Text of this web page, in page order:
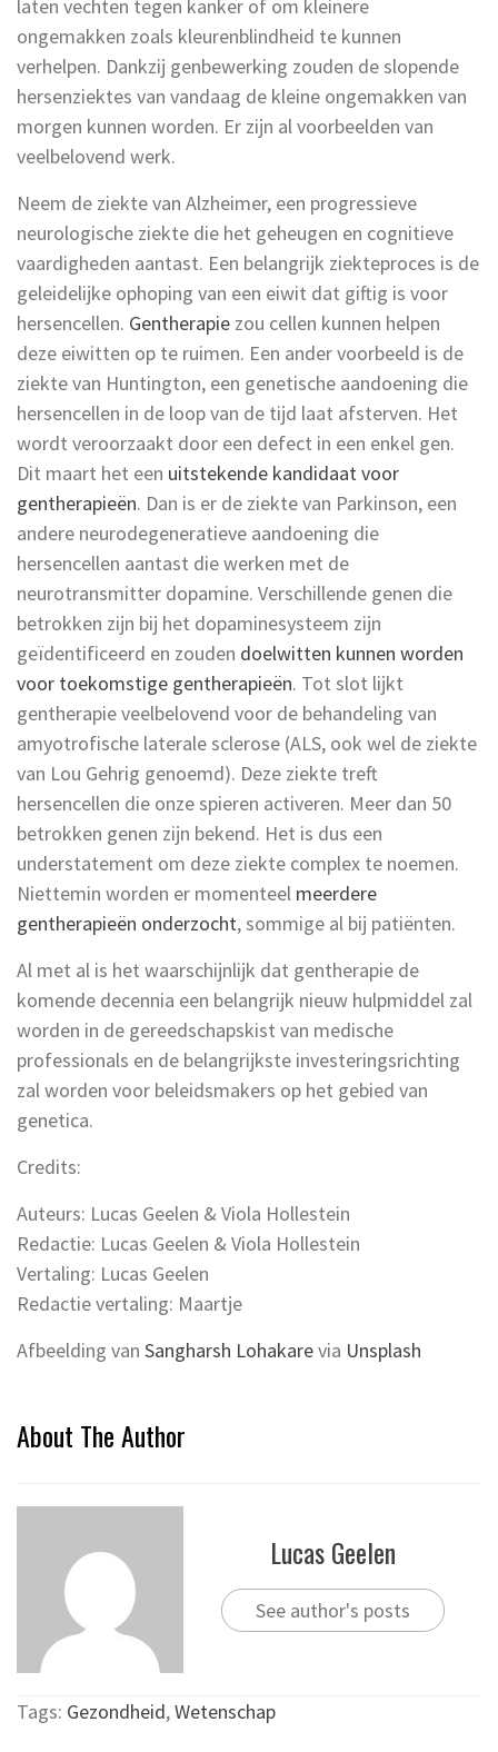
laten vechten tegen kanker of om kleinere
ongemakken zoals kleurenblindheid te kunnen
verhelpen. Dankzij genbewerking zouden de slopende
hersenziektes van vandaag de kleine ongemakken van
morgen kunnen worden. Er zijn al voorbeelden van
veelbelovend werk.
Neem de ziekte van Alzheimer, een progressieve
neurologische ziekte die het geheugen en cognitieve
vaardigheden aantast. Een belangrijk ziekteproces is de
geleidelijke ophoping van een eiwit dat giftig is voor
hersencellen. Gentherapie zou cellen kunnen helpen
deze eiwitten op te ruimen. Een ander voorbeeld is de
ziekte van Huntington, een genetische aandoening die
hersencellen in de loop van de tijd laat afsterven. Het
wordt veroorzaakt door een defect in een enkel gen.
Dit maart het een uitstekende kandidaat voor
gentherapieën. Dan is er de ziekte van Parkinson, een
andere neurodegeneratieve aandoening die
hersencellen aantast die werken met de
neurotransmitter dopamine. Verschillende genen die
betrokken zijn bij het dopaminesysteem zijn
geïdentificeerd en zouden doelwitten kunnen worden
voor toekomstige gentherapieën. Tot slot lijkt
gentherapie veelbelovend voor de behandeling van
amyotrofische laterale sclerose (ALS, ook wel de ziekte
van Lou Gehrig genoemd). Deze ziekte treft
hersencellen die onze spieren activeren. Meer dan 50
betrokken genen zijn bekend. Het is dus een
understatement om deze ziekte complex te noemen.
Niettemin worden er momenteel meerdere
gentherapieën onderzocht, sommige al bij patiënten.
Al met al is het waarschijnlijk dat gentherapie de
komende decennia een belangrijk nieuw hulpmiddel zal
worden in de gereedschapskist van medische
professionals en de belangrijkste investeringsrichting
zal worden voor beleidsmakers op het gebied van
genetica.
Credits:
Auteurs: Lucas Geelen & Viola Hollestein
Redactie: Lucas Geelen & Viola Hollestein
Vertaling: Lucas Geelen
Redactie vertaling: Maartje
Afbeelding van Sangharsh Lohakarevia Unsplash
About The Author
Lucas Geelen
See author's posts
Tags: Gezondheid,Wetenschap